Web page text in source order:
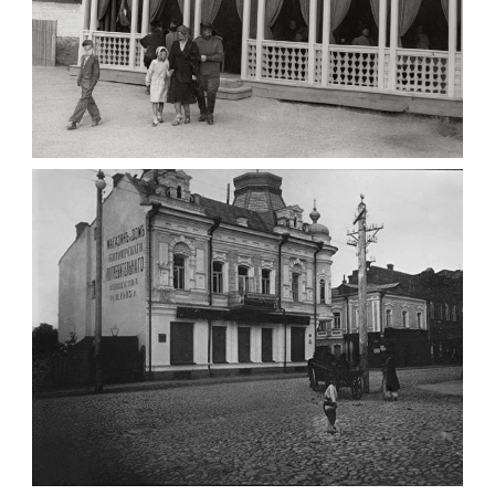
ПАВІЛЬЙОН МОРОЗИВА ЖИТОМИР 1947
Фото Житомир (1945-
1960)
Leave a comment
ФОТО ЖИТОМИРА 1905 ВУЛ.
МИХАЙЛІВСЬКА-СКОРУЛЬСЬКОГО